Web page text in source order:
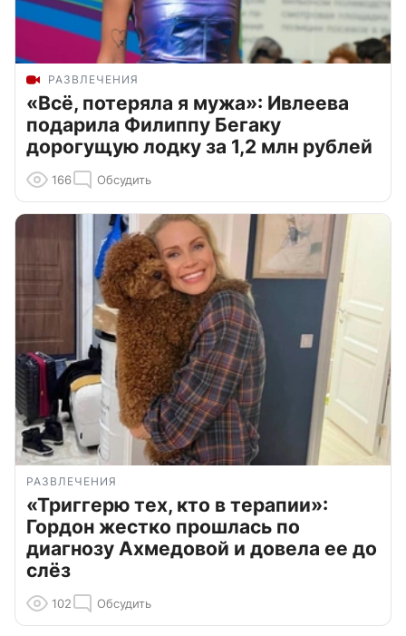
РАЗВЛЕЧЕНИЯ
«Всё, потеряла я мужа»: Ивлеева
подарила Филиппу Бегаку
дорогущую лодку за 1,2 млн рублей
166 Обсудить
РАЗВЛЕЧЕНИЯ
«Триггерю тех, кто в терапии»:
Гордон жестко прошлась по
диагнозу Ахмедовой и довела ее до
слёз
102 Обсудить